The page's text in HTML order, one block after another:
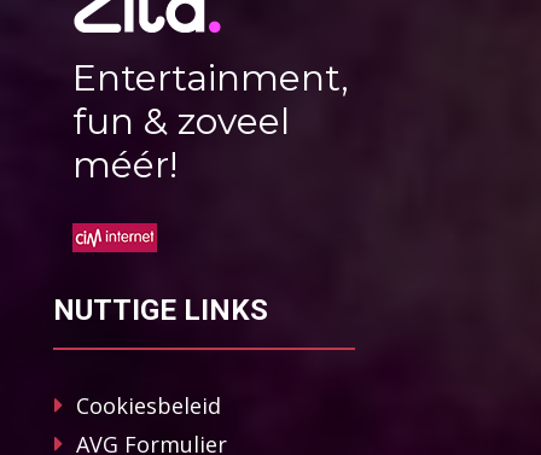
Entertainment,
fun & zoveel
méér!
NUTTIGE LINKS
Cookiesbeleid
AVG Formulier